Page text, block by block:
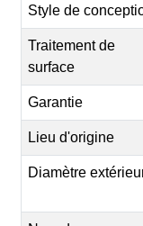
Style de
Traitement de
surface
Garantie
Lieu d'origine
Diamètre